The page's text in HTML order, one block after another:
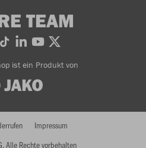
TEAM
ist ein Produkt von
Alle Rechte vorbehalten
Impressum